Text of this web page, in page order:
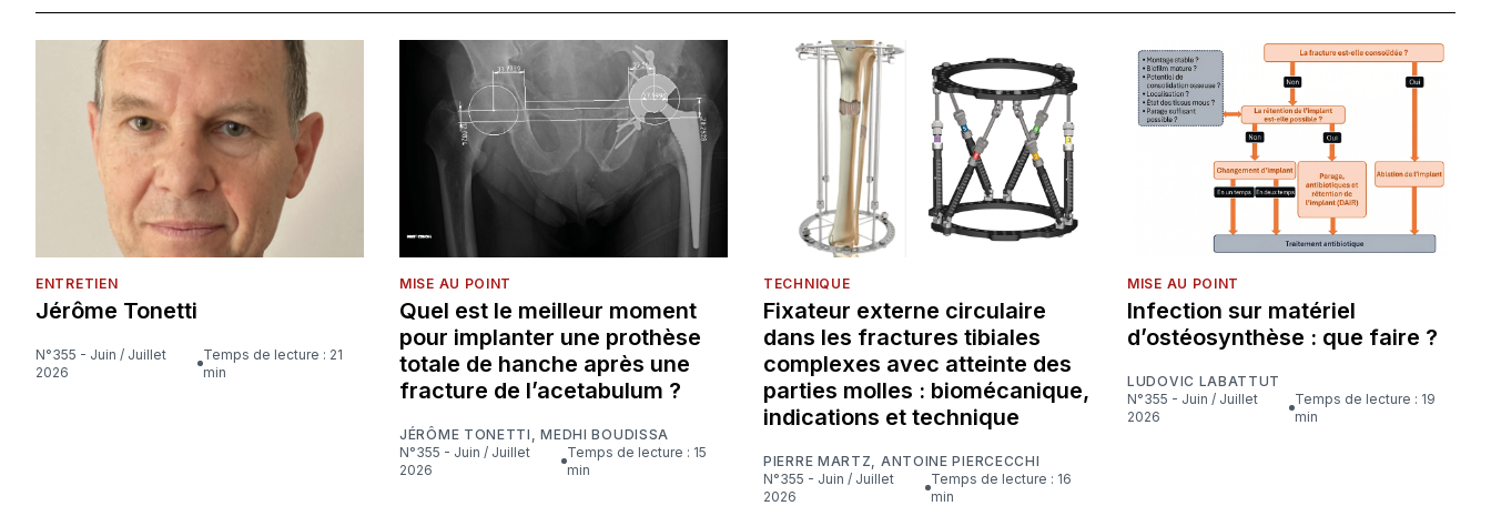
ENTRETIEN
Jérôme Tonetti
N°355 - Juin / Juillet
2026
Temps de lecture : 21
min
MISE AU POINT
Quel est le meilleur moment
pour implanter une prothèse
totale de hanche après une
fracture de l’acetabulum ?
JÉRÔME TONETTI ,MEDHI BOUDISSA
N°355 - Juin / Juillet
2026
Temps de lecture : 15
min
TECHNIQUE
Fixateur externe circulaire
dans les fractures tibiales
complexes avec atteinte des
parties molles : biomécanique,
indications et technique
PIERRE MARTZ
ANTOINE PIERCECCHI
N°355 - Juin / Juillet
2026
Temps de lecture : 16
min
MISE AU POINT
Infection sur matériel
d’ostéosynthèse : que faire ?
LUDOVIC LABATTUT
N°355 - Juin / Juillet
2026
Temps de lecture : 19
min